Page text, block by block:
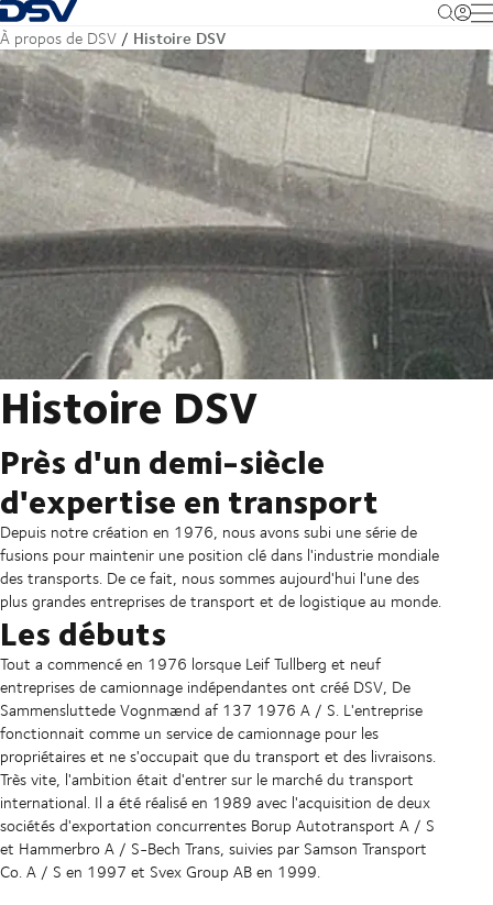
Retour à la page d'accueil
À propos de DSV Histoire DSV
Histoire DSV
Près d'un demi-siècle
d'expertise en transport
Depuis notre création en 1976, nous avons subi une série de
fusions pour maintenir une position clé dans l'industrie mondiale
des transports. De ce fait, nous sommes aujourd'hui l'une des
plus grandes entreprises de transport et de logistique au monde.
Les débuts
Tout a commencé en 1976 lorsque Leif Tullberg et neuf
entreprises de camionnage indépendantes ont créé DSV, De
Sammensluttede Vognmænd af 137 1976 A / S. L'entreprise
fonctionnait comme un service de camionnage pour les
propriétaires et ne s'occupait que du transport et des livraisons.
Très vite, l'ambition était d'entrer sur le marché du transport
international. Il a été réalisé en 1989 avec l'acquisition de deux
sociétés d'exportation concurrentes Borup Autotransport A / S
et Hammerbro A / S-Bech Trans, suivies par Samson Transport
Co. A / S en 1997 et Svex Group AB en 1999.